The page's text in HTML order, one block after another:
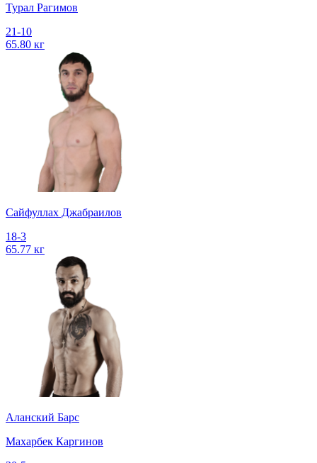
Турал Рагимов
21-10
65.80 кг
Сайфуллах Джабраилов
18-3
65.77 кг
Аланский Барс
Махарбек Каргинов